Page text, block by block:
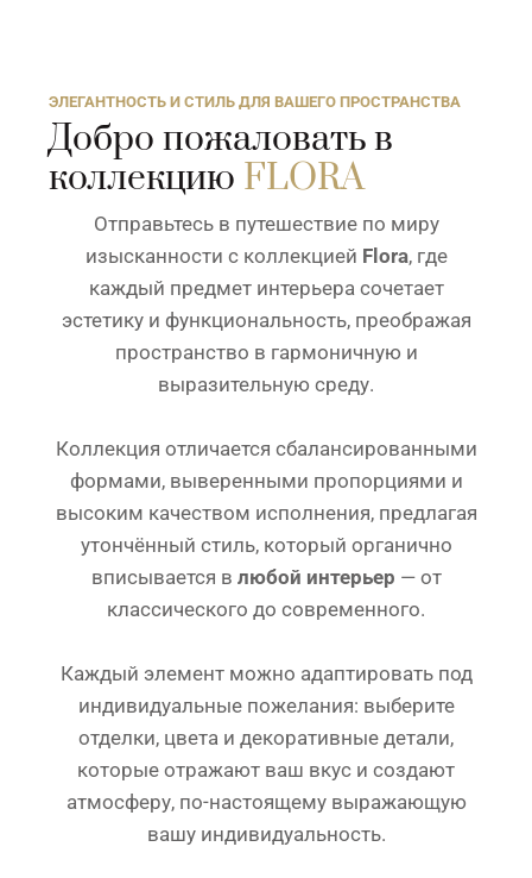
ЭЛЕГАНТНОСТЬ И СТИЛЬ ДЛЯ ВАШЕГО ПРОСТРАНСТВА
Добро пожаловать в
коллекцию FLORA
Отправьтесь в путешествие по миру
изысканности с коллекцией Flora, где
каждый предмет интерьера сочетает
эстетику и функциональность, преображая
пространство в гармоничную и
выразительную среду.
Коллекция отличается сбалансированными
формами, выверенными пропорциями и
высоким качеством исполнения, предлагая
утончённый стиль, который органично
вписывается в любой интерьер — от
классического до современного.
Каждый элемент можно адаптировать под
индивидуальные пожелания: выберите
отделки, цвета и декоративные детали,
которые отражают ваш вкус и создают
атмосферу, по-настоящему выражающую
вашу индивидуальность.